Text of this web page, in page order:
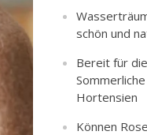
schön und
Bereit für
Hortensien
Können